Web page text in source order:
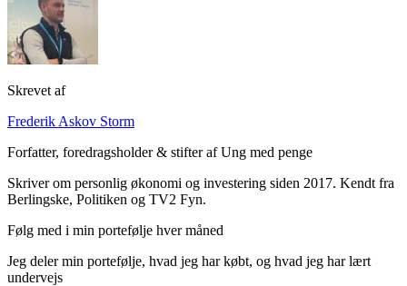
Skrevet af
Frederik Askov Storm
Forfatter, foredragsholder & stifter af Ung med penge
Skriver om personlig økonomi og investering siden 2017. Kendt fra
Berlingske, Politiken og TV2 Fyn.
Følg med i min portefølje hver måned
Jeg deler min portefølje, hvad jeg har købt, og hvad jeg har lært
undervejs